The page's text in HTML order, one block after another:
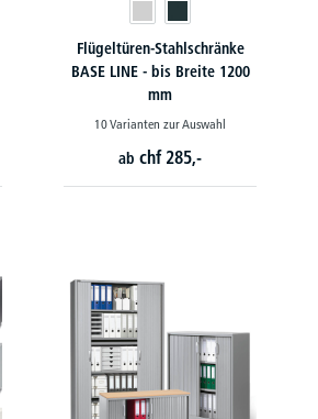
Flügeltüren-Stahlschränke
BASE LINE - bis Breite 1200
mm
10 Varianten zur Auswahl
ab chf 285,-